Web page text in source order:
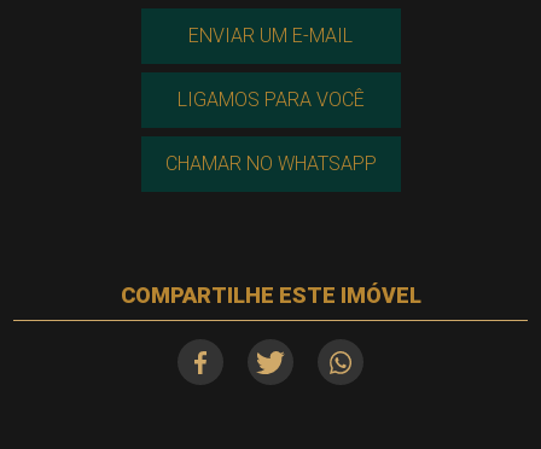
ENVIAR UM E-MAIL
LIGAMOS PARA VOCÊ
CHAMAR NO WHATSAPP
COMPARTILHE ESTE IMÓVEL